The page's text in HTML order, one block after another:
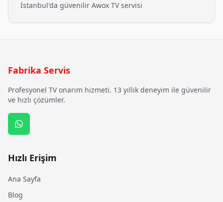
İstanbul'da güvenilir Awox TV servisi
Fabrika Servis
Profesyonel TV onarım hizmeti. 13 yıllık deneyim ile güvenilir
ve hızlı çözümler.
Hızlı Erişim
Ana Sayfa
Blog